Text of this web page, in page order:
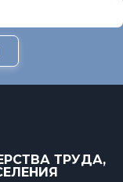
ТРУДА,